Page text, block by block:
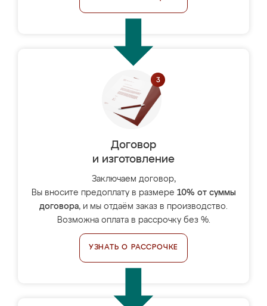
Договор
и изготовление
Заключаем договор,
Вы вносите предоплату в размере 10% от суммы
договора, и мы отдаём заказ в производство.
Возможна оплата в рассрочку без %.
УЗНАТЬ О РАССРОЧКЕ